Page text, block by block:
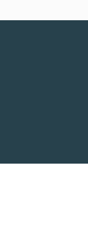
ント構築の最前